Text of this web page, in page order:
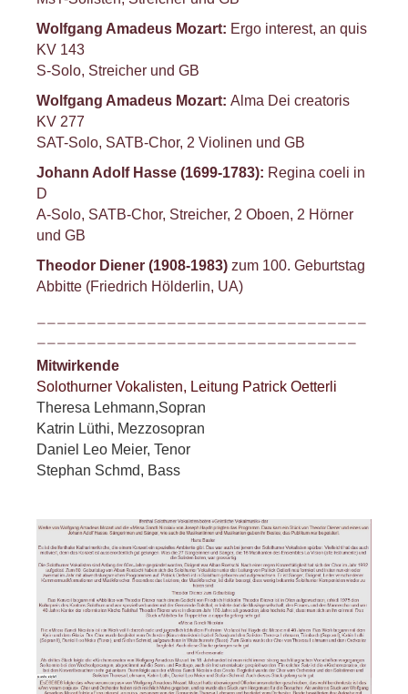
Wolfgang Amadeus Mozart: Ergo interest, an quis
KV 143
S-Solo, Streicher und GB
Wolfgang Amadeus Mozart: Alma Dei creatoris
KV 277
SAT-Solo, SATB-Chor, 2 Violinen und GB
Johann Adolf Hasse (1699-1783): Regina coeli in
D
A-Solo, SATB-Chor, Streicher, 2 Oboen, 2 Hörner
und GB
Theodor Diener (1908-1983) zum 100. Geburtstag
Abbitte (Friedrich Hölderlin, UA)
Mitwirkende
Solothurner Vokalisten, Leitung Patrick Oetterli
Theresa Lehmann,Sopran
Katrin Lüthi, Mezzosopran
Daniel Leo Meier, Tenor
Stephan Schmd, Bass